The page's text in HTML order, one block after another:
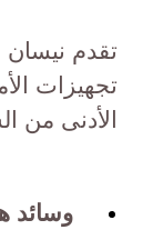
تجهيزات
الأدنى من
وسائد